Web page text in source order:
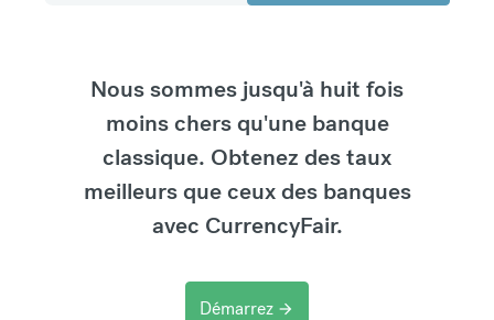
Nous sommes jusqu'à huit fois
moins chers qu'une banque
classique. Obtenez des taux
meilleurs que ceux des banques
avec CurrencyFair.
Démarrez arrow_forward